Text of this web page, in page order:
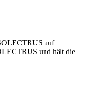
auf
und hält die